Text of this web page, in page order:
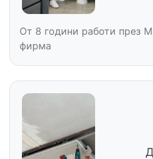
От 8 години работи през
фирма